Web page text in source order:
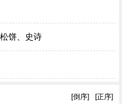
饼、史诗
[正序]
[倒序]